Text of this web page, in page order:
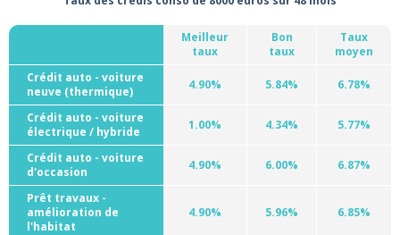
Meilleur
taux
Bon
taux
Taux
moyen
Crédit auto - voiture
neuve (thermique)
4.90% 5.84% 6.78%
Crédit auto - voiture
électrique / hybride
1.00% 4.34% 5.77%
Crédit auto - voiture
d'occasion
4.90% 6.00% 6.87%
Prêt travaux -
amélioration de
l'habitat
4.90% 5.96% 6.85%